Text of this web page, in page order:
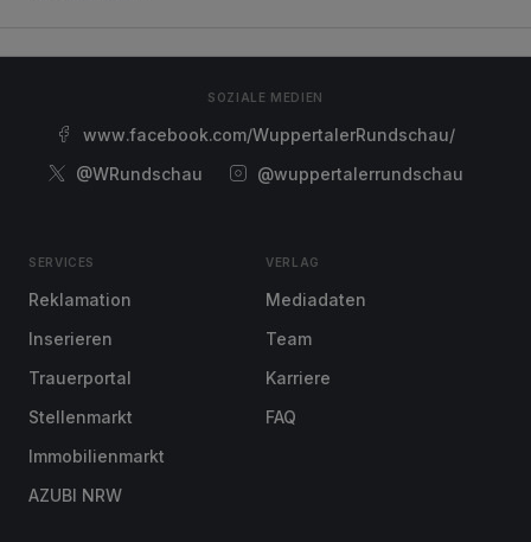
SOZIALE MEDIEN
www.facebook.com/WuppertalerRundschau/
@WRundschau
@wuppertalerrundschau
SERVICES
Reklamation
Inserieren
Trauerportal
Stellenmarkt
Immobilienmarkt
AZUBI NRW
VERLAG
Mediadaten
Team
Karriere
FAQ